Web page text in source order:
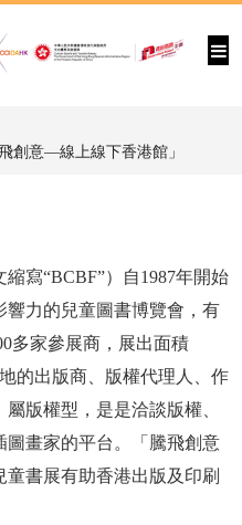
創意—線上線下香港館」
寫“BCBF”）自1987年開始
力的兒童圖書博覽會，有
多家參展商，展出面積
的出版商、版權代理人、作
版權型，是是洽談版權、
畫家的平台。「騰飛創意
書展有助香港出版及印刷